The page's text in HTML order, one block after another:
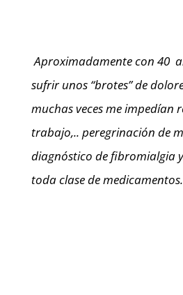
Aproximadamente con 40
sufrir unos “brotes” de
muchas veces me impedían
trabajo,.. peregrinación de
diagnóstico de fibromialgia
toda clase de